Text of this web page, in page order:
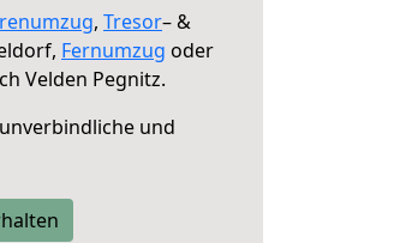
, Tresor– &
Fernumzug oder
Velden Pegnitz.
und